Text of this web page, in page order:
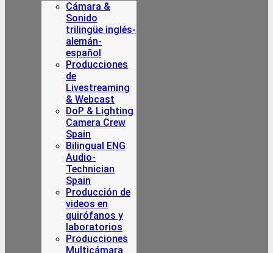
Cámara &
Sonido
trilingüe inglés-
alemán-
español
Producciones
de
Livestreaming
& Webcast
DoP & Lighting
Camera Crew
Spain
Bilingual ENG
Audio-
Technician
Spain
Producción de
videos en
quirófanos y
laboratorios
Producciones
Multicámara